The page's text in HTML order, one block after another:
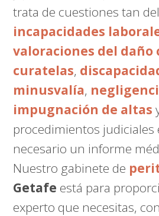
trata de cuestiones tan
incapacidades
valoraciones del daño
curatelas,
minusvalía,
impugnación de altas
procedimientos judiciales
necesario un informe
Nuestro gabinete de
Getafe está para
experto que necesitas,